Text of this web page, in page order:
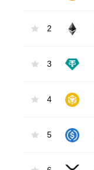
2
3
4
5